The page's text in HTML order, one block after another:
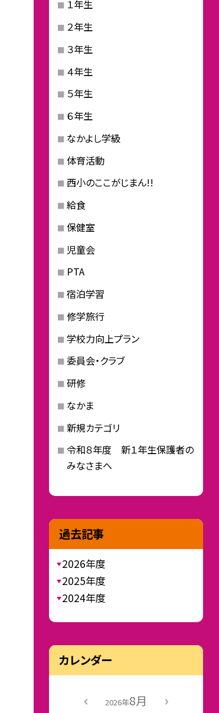
１年生
２年生
３年生
４年生
５年生
６年生
なかよし学級
体育活動
西小のここがじまん!!
給食
保健室
児童会
PTA
宿泊学習
修学旅行
学校力向上プラン
委員会・クラブ
研修
なかま
新規カテゴリ
令和８年度 新１年生保護者の
みなさまへ
過去記事
2026年度
2025年度
2024年度
カレンダー
2026年8月